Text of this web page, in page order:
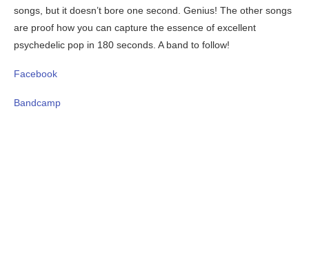
songs, but it doesn’t bore one second. Genius! The other songs
are proof how you can capture the essence of excellent
psychedelic pop in 180 seconds. A band to follow!
Facebook
Bandcamp